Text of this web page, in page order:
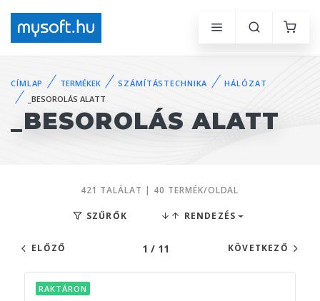
CÍMLAP TERMÉKEK SZÁMÍTÁSTECHNIKA
HÁLÓZAT
_BESOROLÁS ALATT
_BESOROLÁS ALATT
421 TALÁLAT | 40 TERMÉK/OLDAL
SZŰRŐK RENDEZÉS
ELŐZŐ 1 / 11 KÖVETKEZŐ
RAKTÁRON